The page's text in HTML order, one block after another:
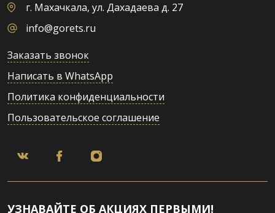
г. Махачкала, ул. Дахадаева д. 27
info@gorets.ru
Заказать звонок
Написать в WhatsApp
Политика конфиденциальности
Пользовательское соглашение
УЗНАВАЙТЕ ОБ АКЦИЯХ ПЕРВЫМИ!